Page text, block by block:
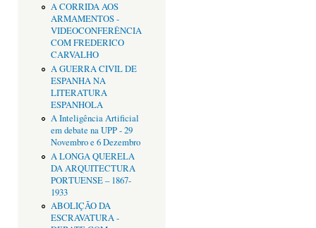
A CORRIDA AOS
ARMAMENTOS -
VIDEOCONFERÊNCIA
COM FREDERICO
CARVALHO
A GUERRA CIVIL DE
ESPANHA NA
LITERATURA
ESPANHOLA
A Inteligência Artificial
em debate na UPP - 29
Novembro e 6 Dezembro
A LONGA QUERELA
DA ARQUITECTURA
PORTUENSE – 1867-
1933
ABOLIÇÃO DA
ESCRAVATURA -